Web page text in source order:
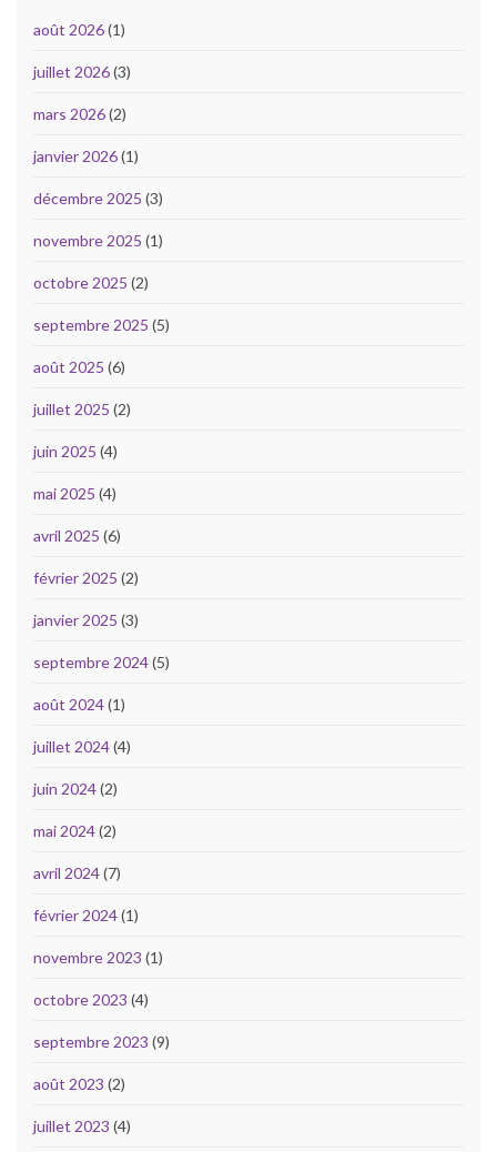
août 2026(1)
juillet 2026(3)
mars 2026(2)
janvier 2026(1)
décembre 2025 (3)
novembre 2025 (1)
octobre 2025 (2)
septembre 2025 (5)
août 2025 (6)
juillet 2025 (2)
juin 2025 (4)
mai 2025 (4)
avril 2025 (6)
février 2025 (2)
janvier 2025 (3)
septembre 2024(5)
août 2024(1)
juillet 2024(4)
juin 2024(2)
mai 2024(2)
avril 2024(7)
février 2024(1)
novembre 2023 (1)
octobre 2023 (4)
septembre 2023 (9)
août 2023 (2)
juillet 2023 (4)